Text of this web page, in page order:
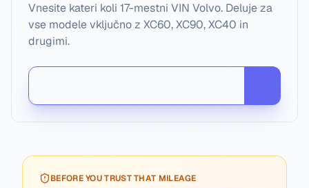
Vnesite kateri koli 17-mestni VIN Volvo. Deluje za
vse modele vključno z XC60, XC90, XC40 in
drugimi.
BEFORE YOU TRUST THAT MILEAGE